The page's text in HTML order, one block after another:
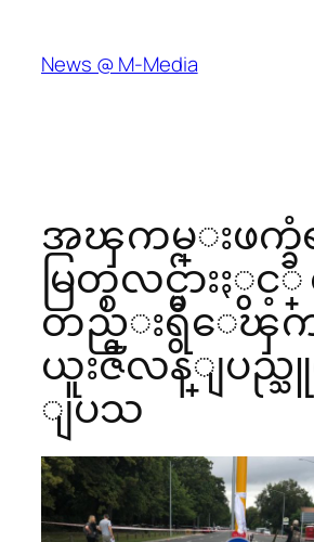
content
News @ M-Media
အၾကမ္းဖက္
မြတ္စလင္မ်ားႏွင့္
တည္းရွိေၾက
ယူးဇီလန္ျပည္သူ
ျပသ